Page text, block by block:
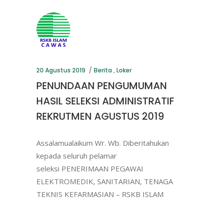
20 Agustus 2019 Berita ,Loker
PENUNDAAN PENGUMUMAN
HASIL SELEKSI ADMINISTRATIF
REKRUTMEN AGUSTUS 2019
Assalamualaikum Wr. Wb. Diberitahukan
kepada seluruh pelamar
seleksi PENERIMAAN PEGAWAI
ELEKTROMEDIK, SANITARIAN, TENAGA
TEKNIS KEFARMASIAN – RSKB ISLAM